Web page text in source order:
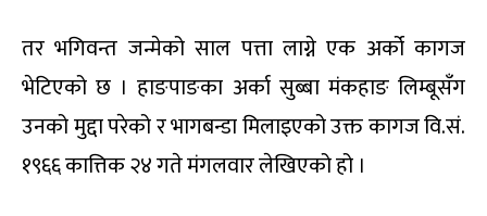
तर भगिवन्त जन्मेको साल पत्ता लाग्ने एक अर्को कागज
भेटिएको छ । हाङपाङका अर्का सुब्बा मंकहाङ लिम्बूसँग
उनको मुद्दा परेको र भागबन्डा मिलाइएको उक्त कागज वि.सं.
१९६६ कात्तिक २४ गते मंगलवार लेखिएको हो ।